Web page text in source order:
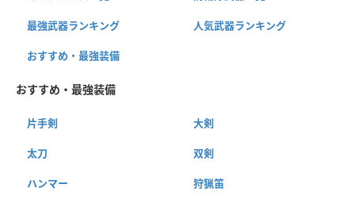
最強武器ランキング 人気武器ランキング
おすすめ・最強装備
おすすめ・最強装備
片手剣 大剣
太刀 双剣
ハンマー 狩猟笛